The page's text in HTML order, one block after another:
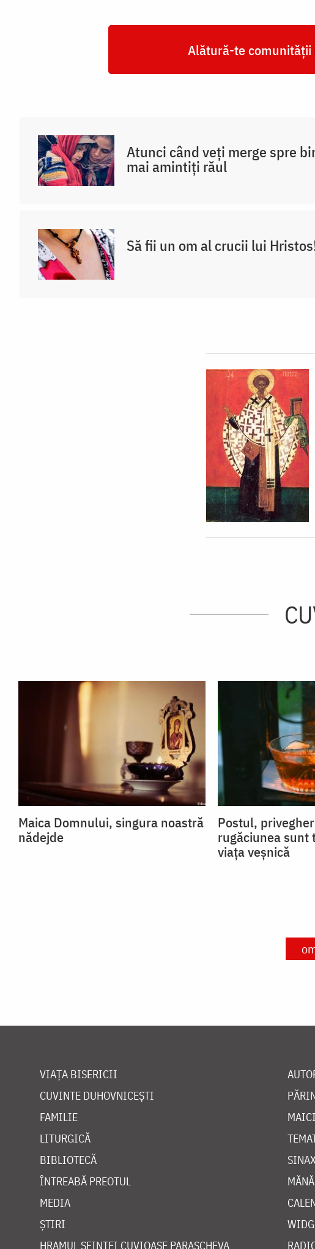
Alătură-te comunității
Atunci când veți merge spre
mai amintiți răul
Să fii un om al crucii lui
Maica Domnului, singura noastră
nădejde
Postul,
rugăciunea sunt
viața veșnică
VIAȚA BISERICII
CUVINTE DUHOVNICEȘTI
FAMILIE
LITURGICĂ
BIBLIOTECĂ
ÎNTREABĂ PREOTUL
MEDIA
ȘTIRI
HRAMUL SFINTEI CUVIOASE PARASCHEVA